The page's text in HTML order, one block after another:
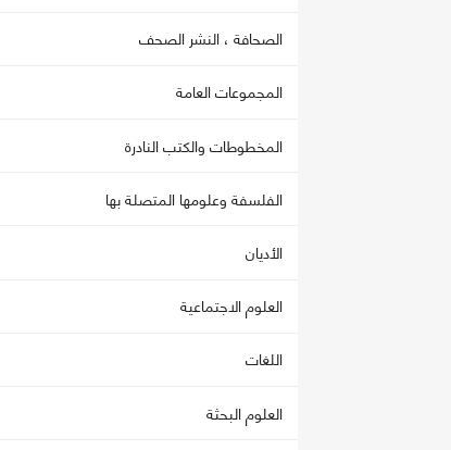
الصحافة ، النشر الصحف
المجموعات العامة
المخطوطات والكتب النادرة
الفلسفة وعلومها المتصلة بها
الأديان
العلوم الاجتماعية
اللغات
العلوم البحثة